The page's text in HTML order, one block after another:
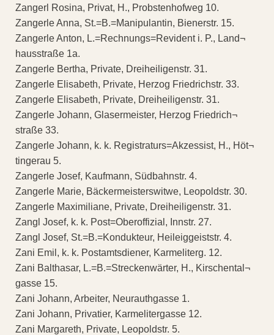
Zangerl Rosina, Privat, H., Probstenhofweg 10.
Zangerle Anna, St.=B.=Manipulantin, Bienerstr. 15.
Zangerle Anton, L.=Rechnungs=Revident i. P., Land¬
hausstraße 1a.
Zangerle Bertha, Private, Dreiheiligenstr. 31.
Zangerle Elisabeth, Private, Herzog Friedrichstr. 33.
Zangerle Elisabeth, Private, Dreiheiligenstr. 31.
Zangerle Johann, Glasermeister, Herzog Friedrich¬
straße 33.
Zangerle Johann, k. k. Registraturs=Akzessist, H., Höt¬
tingerau 5.
Zangerle Josef, Kaufmann, Südbahnstr. 4.
Zangerle Marie, Bäckermeisterswitwe, Leopoldstr. 30.
Zangerle Maximiliane, Private, Dreiheiligenstr. 31.
Zangl Josef, k. k. Post=Oberoffizial, Innstr. 27.
Zangl Josef, St.=B.=Kondukteur, Heileiggeiststr. 4.
Zani Emil, k. k. Postamtsdiener, Karmeliterg. 12.
Zani Balthasar, L.=B.=Streckenwärter, H., Kirschental¬
gasse 15.
Zani Johann, Arbeiter, Neurauthgasse 1.
Zani Johann, Privatier, Karmelitergasse 12.
Zani Margareth, Private, Leopoldstr. 5.